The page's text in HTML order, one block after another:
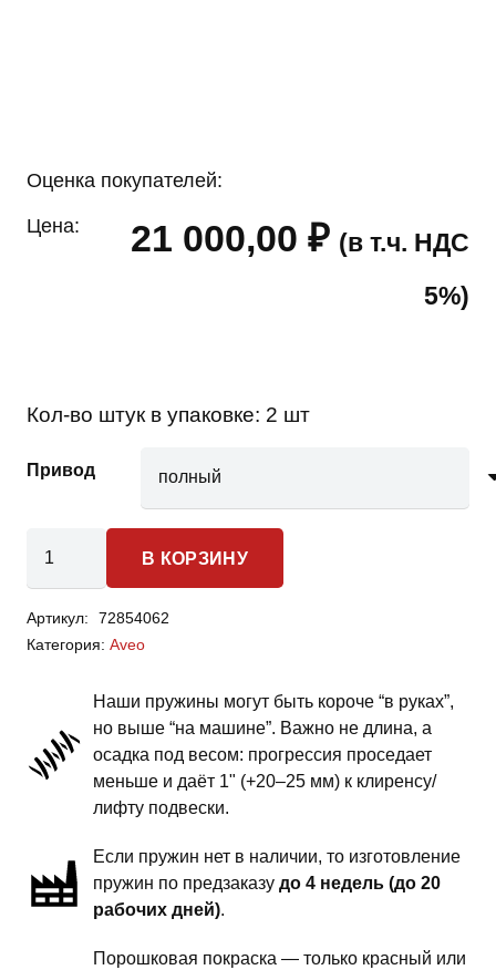
Оценка покупателей:
Цена: 21 000,00 ₽ (в т.ч. НДС
5%)
Кол-во штук в упаковке: 2 шт
Привод
товара
Aveo
-
подвески
-
комфорт
В КОРЗИНУ
Артикул:
72854062
Категория: Aveo
Наши пружины могут быть короче “в руках”,
но выше “на машине”. Важно не длина, а
осадка под весом: прогрессия проседает
меньше и даёт 1" (+20–25 мм) к клиренсу/
лифту подвески.
Если пружин нет в наличии, то изготовление
пружин по предзаказу до 4 недель (до 20
рабочих дней).
Порошковая покраска — только красный или